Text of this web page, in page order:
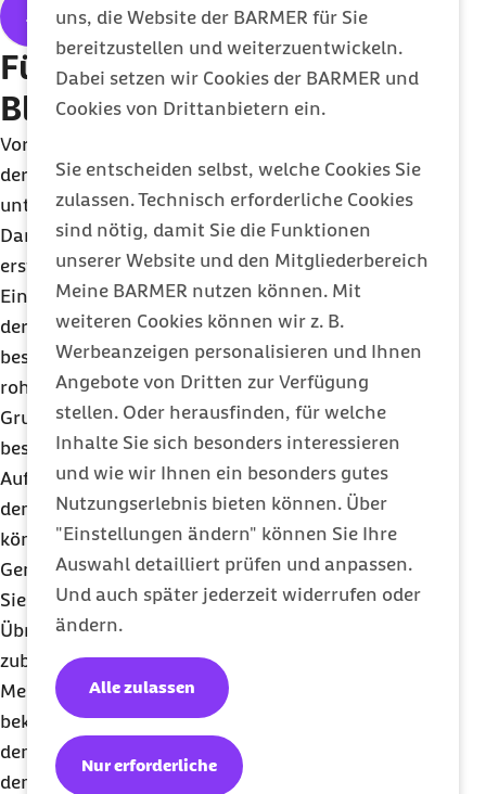
uns, die Website der BARMER für Sie
bereitzustellen und weiterzuentwickeln.
Dabei setzen wir Cookies der BARMER und
Cookies von Drittanbietern ein.
Sie entscheiden selbst, welche Cookies Sie
zulassen. Technisch erforderliche Cookies
sind nötig, damit Sie die Funktionen
unserer Website und den Mitgliederbereich
Meine BARMER nutzen können. Mit
weiteren Cookies können wir z. B.
Werbeanzeigen personalisieren und Ihnen
Angebote von Dritten zur Verfügung
stellen. Oder herausfinden, für welche
Inhalte Sie sich besonders interessieren
und wie wir Ihnen ein besonders gutes
Nutzungserlebnis bieten können. Über
"Einstellungen ändern" können Sie Ihre
Auswahl detailliert prüfen und anpassen.
Und auch später jederzeit widerrufen oder
ändern.
Nur erforderliche
Alle zulassen
Jetzt Gesundheitskurse finden
Führt Rohkost zu
Blähungen?
Vor allem Rohkost-Neulinge können Probleme mit
der Verdauung haben. Das liegt an der
unterschiedlichen Zusammensetzung von
Darmbakterien, die sehr individuell ist und sich
erst auf die neue Ernährungsweise einstellen muss.
Ein weiterer Grund ist der hohe Ballaststoffgehalt
der Rohkost-Ernährung, der den Darm lange
beschäftigt. Manche Menschen vertragen deshalb
rohen Kohl nicht gut.
Grundsätzlich sollten Sie rohe Lebensmittel
besonders gründlich kauen. Das unterstützt die
Aufnahme der wertvollen Inhaltsstoffe und hilft
dem Verdauungssystem, diese besser verwerten zu
können. Probieren Sie am besten aus, welche
Gemüsesorten Sie gut vertragen, und reduzieren
Sie gegebenenfalls blähende Sorten.
Übrigens werden
zubereitetes Sauerkraut oder Kimchi von vielen
Menschen besser vertragen. Sie sind grundsätzlich
bekömmlicher als normale Rohkost. Das liegt an
den Milchsäurebakterien, die nicht nur gut sind für
den Darm, sondern die Nahrungsmittel schon